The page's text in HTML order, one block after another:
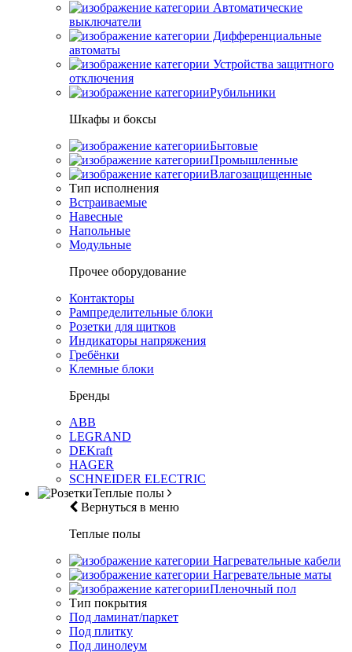
Автоматические
выключатели
Дифференциальные
автоматы
Устройства защитного
отключения
Рубильники
Шкафы и боксы
Бытовые
Промышленные
Влагозащищенные
Тип исполнения
Встраиваемые
Навесные
Напольные
Модульные
Прочее оборудование
Контакторы
Рампределительные блоки
Розетки для щитков
Индикаторы напряжения
Гребёнки
Клемные блоки
Бренды
ABB
LEGRAND
DEKraft
HAGER
SCHNEIDER ELECTRIC
Теплые полы
Вернуться в меню
Теплые полы
Нагревательные кабели
Нагревательные маты
Пленочный пол
Тип покрытия
Под ламинат/паркет
Под плитку
Под линолеум